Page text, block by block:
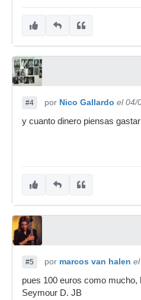
#4 por Nico Gallardo el 04/
y cuanto dinero piensas
#5 por marcos van halen
pues 100 euros como mucho,
Seymour D. JB